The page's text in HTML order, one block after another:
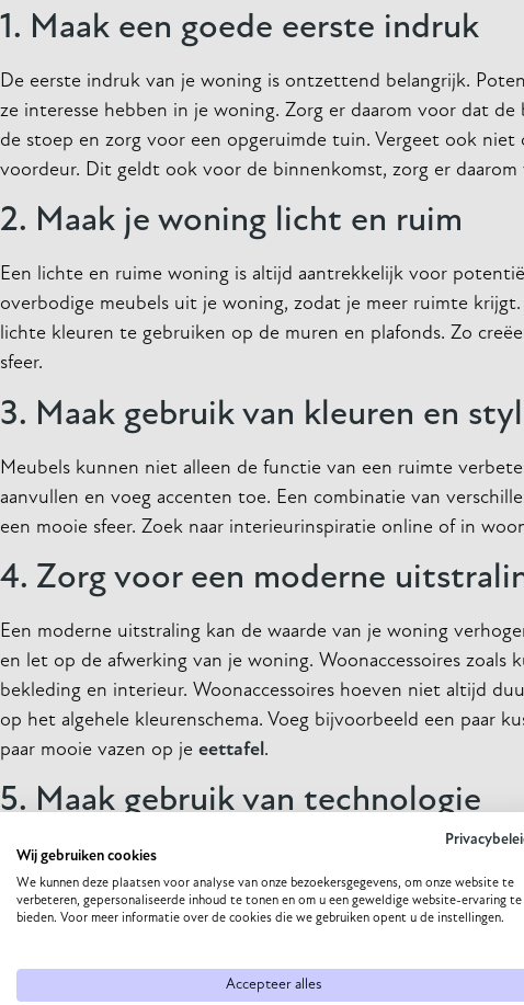
1. Maak een goede eerste indruk
De eerste indruk van je woning is ontzettend belangrijk.
ze interesse hebben in je woning. Zorg er daarom voor dat
de stoep en zorg voor een opgeruimde tuin. Vergeet ook
voordeur. Dit geldt ook voor de binnenkomst, zorg er
2. Maak je woning licht en ruim
Een lichte en ruime woning is altijd aantrekkelijk voor
overbodige meubels uit je woning, zodat je meer ruimte
lichte kleuren te gebruiken op de muren en plafonds. Zo
sfeer.
3. Maak gebruik van kleuren en
Meubels kunnen niet alleen de functie van een ruimte
aanvullen en voeg accenten toe. Een combinatie van
een mooie sfeer. Zoek naar interieurinspiratie online of in
4. Zorg voor een moderne
Een moderne uitstraling kan de waarde van je woning
en let op de afwerking van je woning. Woonaccessoires zoals
bekleding en interieur. Woonaccessoires hoeven niet altijd
op het algehele kleurenschema. Voeg bijvoorbeeld een paar
paar mooie vazen op je eettafel.
5. Maak gebruik van technologie
Technologie kan je helpen om je woning aantrekkelijker te
en draadloze geluidssystemen. Deze technologieën zijn niet
van je woning verhogen.
6. Vergeet de energieprestatie niet
Wij gebruiken cookies
We kunnen deze plaatsen voor analyse van onze bezoekersgegevens, om onze website te
verbeteren, gepersonaliseerde inhoud te tonen en om u een geweldige website-ervaring te
bieden. Voor meer informatie over de cookies die we gebruiken opent u de instellingen.
Accepteer alles